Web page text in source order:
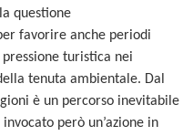
questione
favorire anche periodi
turistica nei
tenuta ambientale. Dal
è un percorso inevitabile
però un’azione in